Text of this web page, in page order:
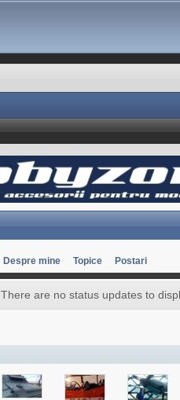
Despre mine Topice Postari
There are no status updates to